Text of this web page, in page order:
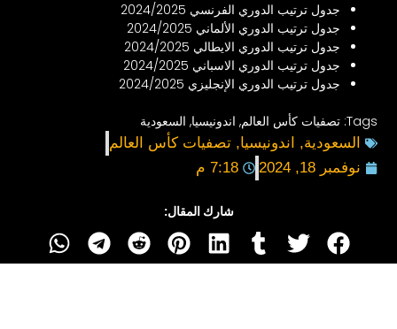
جدول ترتيب الدوري الفرنسي 2024/2025
جدول ترتيب الدوري الألماني 2024/2025
جدول ترتيب الدوري الايطالي 2024/2025
جدول ترتيب الدوري الاسباني 2024/2025
جدول ترتيب الدوري الإنجليزي 2024/2025
Tags: تصفيات كأس العالم, اندونيسيا, السعودية
السعودية, اندونيسيا,تصفيات كأس العالم
نوفمبر 18, 2024
7:18 م
شارك المقال: